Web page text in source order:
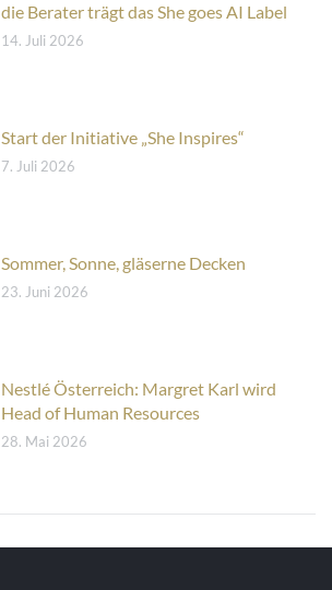
die Berater trägt das She goes AI Label
14. Juli 2026
Start der Initiative „She Inspires“
7. Juli 2026
Sommer, Sonne, gläserne Decken
23. Juni 2026
Nestlé Österreich: Margret Karl wird
Head of Human Resources
28. Mai 2026